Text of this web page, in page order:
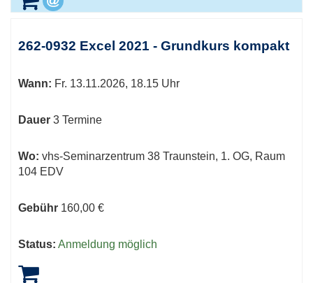
262-0932 Excel 2021 - Grundkurs kompakt
Wann: Fr. 13.11.2026, 18.15 Uhr
Dauer 3 Termine
Wo: vhs-Seminarzentrum 38 Traunstein, 1. OG, Raum
104 EDV
Gebühr 160,00 €
Status: Anmeldung möglich